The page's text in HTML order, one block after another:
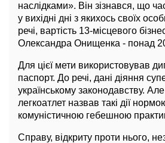
наслідками». Він зізнався, що
у вихідні дні з якихось своїх
речі, вартість 13-місцевого
Олександра Онищенка - понад
Для цієї мети використовував
паспорт. До речі, дані діяння
українському законодавству.
легкоатлет назвав такі дії
комуністичною гебешною
Справу, відкриту проти нього,